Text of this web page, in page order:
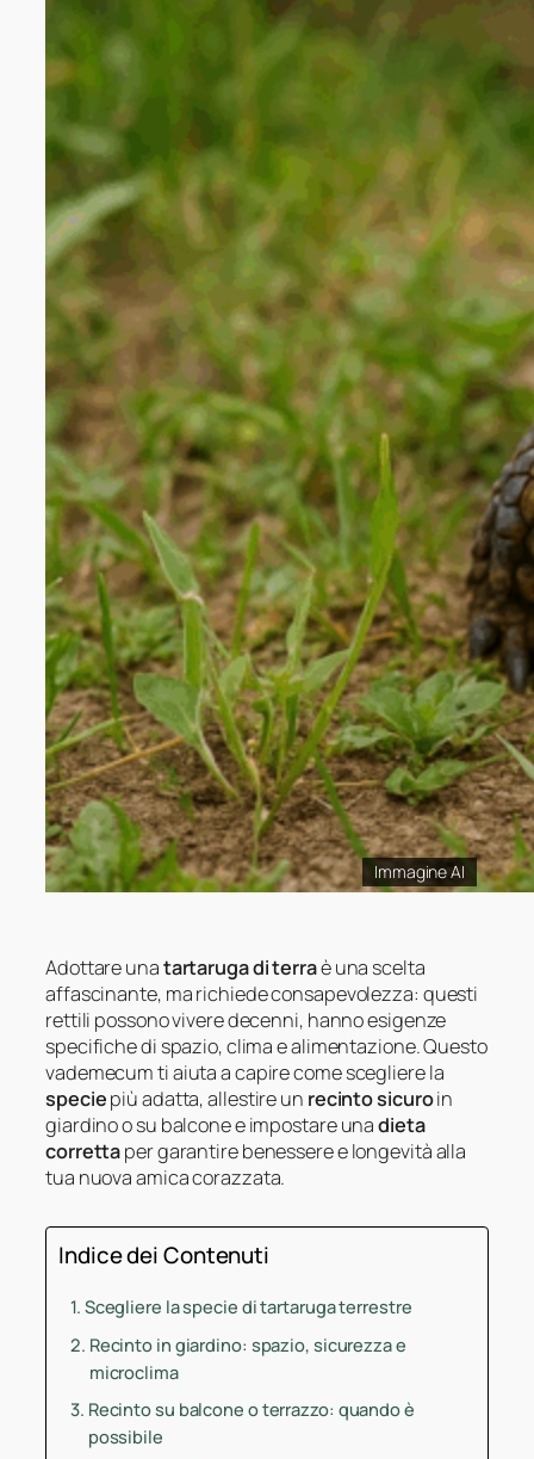
Immagine AI
Adottare unatartaruga di terraè una scelta
affascinante, ma richiede consapevolezza: questi
rettili possono vivere decenni, hanno esigenze
specifiche di spazio, clima e alimentazione. Questo
vademecum ti aiuta a capire come scegliere la
speciepiù adatta, allestire un recinto sicuroin
giardino o su balcone e impostare unadieta
correttaper garantire benessere e longevità alla
tua nuova amica corazzata.
Indice dei Contenuti
Scegliere la specie di tartaruga terrestre
Recinto in giardino: spazio, sicurezza e
microclima
Recinto su balcone o terrazzo: quando è
possibile